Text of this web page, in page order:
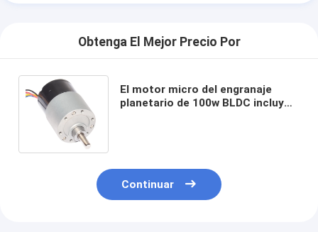
Obtenga El Mejor Precio Por
El motor micro del engranaje
planetario de 100w BLDC incluyó
Continuar